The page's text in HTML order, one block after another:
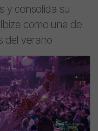
y consolida su
como una de
del verano